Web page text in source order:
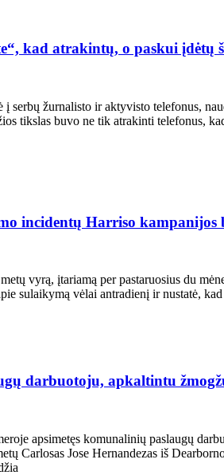
kad atrakintų, o paskui įdėtų
į serbų žurnalisto ir aktyvisto telefonus,
tikslas buvo ne tik atrakinti telefonus,
incidentų Harriso kampanijos
vyrą, įtariamą per pastaruosius du
sulaikymą vėlai antradienį ir nustatė,
darbuotoju, apkaltintu
apsimetęs komunalinių paslaugų
Carlosas Jose Hernandezas iš